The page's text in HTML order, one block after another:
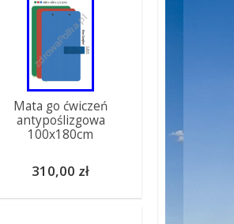
Mata go ćwiczeń
antypoślizgowa
100x180cm
310,00 zł